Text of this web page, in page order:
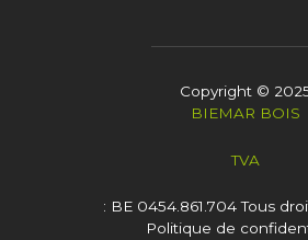
Copyright ©
BIEMAR BOIS
TVA
: BE 0454.861.704Tous
Politique de